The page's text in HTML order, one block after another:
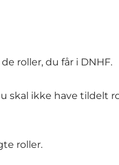
roller, du får i DNHF.
skal ikke have tildelt
roller.